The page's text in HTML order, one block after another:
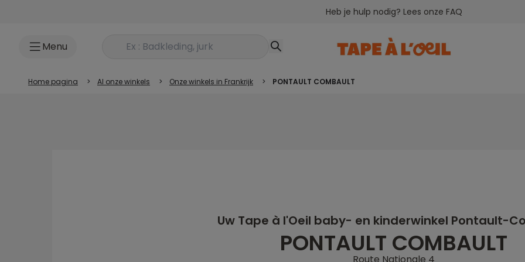
Heb je hulp nodig? Lees onze FAQ
Menu Rechercher un produit
Home pagina > Al onze winkels > Onze winkels in Frankrijk > PONTAULT COMBAULT
Uw Tape à l'Oeil baby- en kinderwinkel Pontault-
PONTAULT COMBAULT